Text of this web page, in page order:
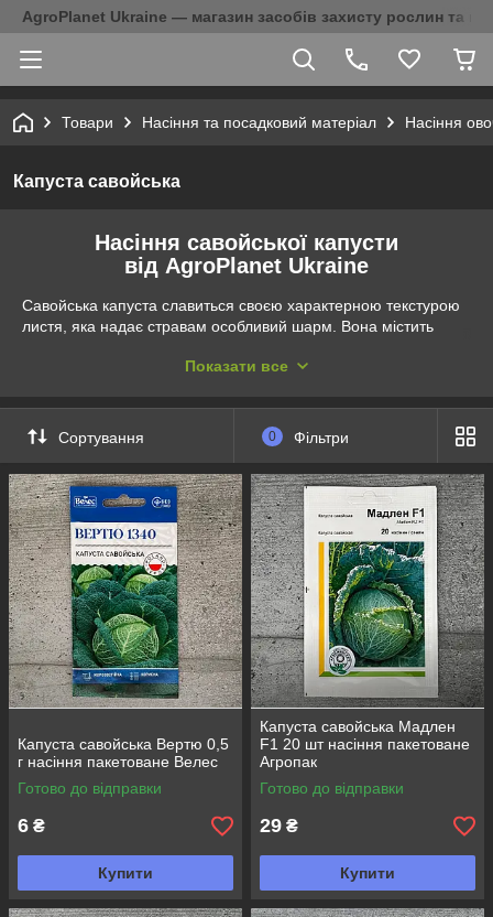
AgroPlanet Ukraine — магазин засобів захисту рослин та
Товари Насіння та посадковий матеріал Насіння
Капуста савойська
Насіння савойської капусти
від AgroPlanet Ukraine
Савойська капуста славиться своєю характерною текстурою
листя, яка надає стравам особливий шарм. Вона містить
В асортименті інтернет-магазину АgroPlanet Ukraine ви
Обирайте між сортами, такими як Естрема, Мадлен та
Вертю, кожен з яких вирізняється своєю унікальною
якістю. Оберіть наші сорти савойської капусти для того, щоб
додати елегантності та смаку вашому кулінарному досвіду.
Віддайте перевагу вишуканості вибору - обирайте наші сорти
савойської капусти для вашого неперевершеного смакового
враження!
Показати все
Сортування 0 Фільтри
Капуста савойська Вертю 0,5
г насіння пакетоване Велес
Готово до відправки
6 ₴
Купити
Капуста савойська Мадлен
F1 20 шт насіння пакетоване
Агропак
Готово до відправки
29 ₴
Купити